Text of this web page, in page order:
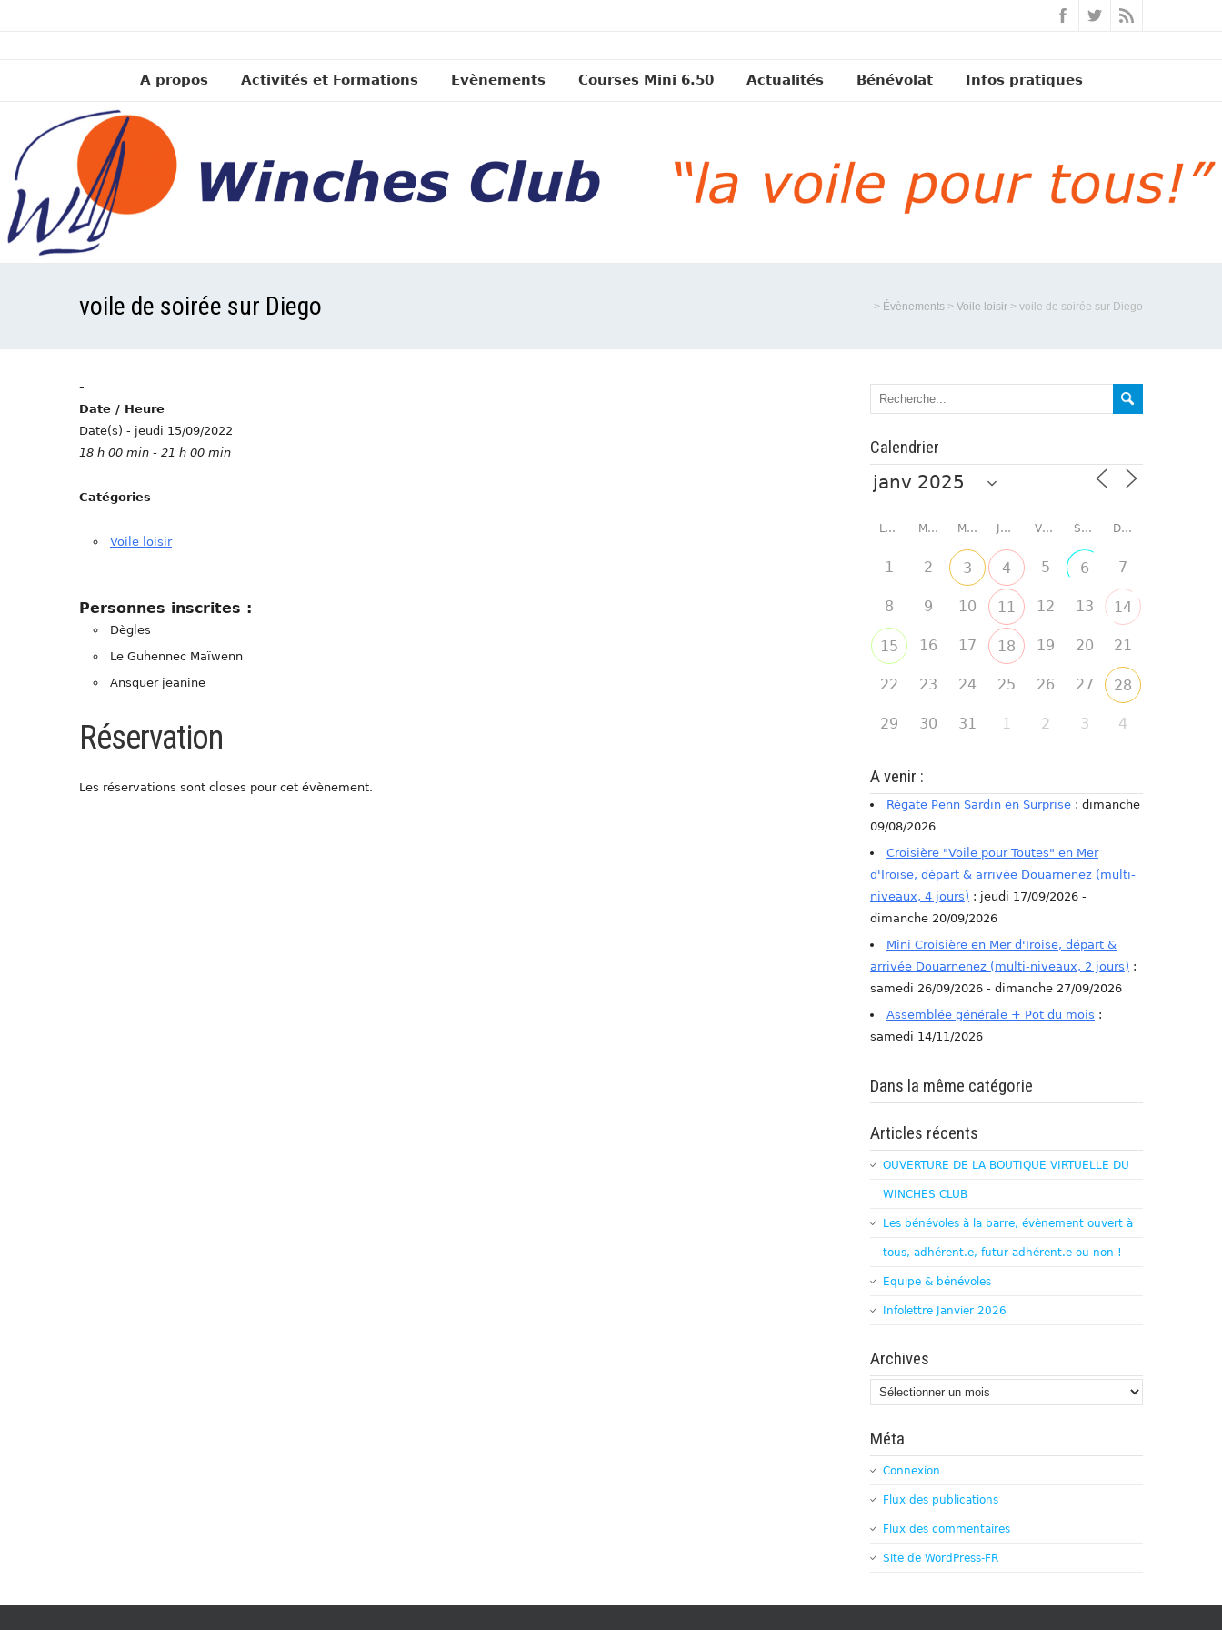
A propos Activités et Formations Evènements Courses Mini 6.50 Actualités Bénévolat Infos pratiques
voile de soirée sur Diego > Évènements > Voile loisir > voile de soirée sur Diego
-
Date / Heure
Date(s) - jeudi 15/09/2022
18 h 00 min - 21 h 00 min
Catégories
Voile loisir
Personnes inscrites :
Dègles
Le Guhennec Maïwenn
Ansquer jeanine
Réservation
Les réservations sont closes pour cet évènement.
Calendrier
LUNDI MARDI MERCREDI JEUDI VENDREDI SAMEDI DIMANCHE
1 2 3 4 5 6 7
8 9 10 11 12 13 14
15 16 17 18 19 20 21
22 23 24 25 26 27 28
29 30 31 1 2 3 4
A venir :
Régate Penn Sardin en Surprise : dimanche
09/08/2026
Croisière "Voile pour Toutes" en Mer
d'Iroise, départ & arrivée Douarnenez (multi-
niveaux, 4 jours) : jeudi 17/09/2026 -
dimanche 20/09/2026
Mini Croisière en Mer d'Iroise, départ &
arrivée Douarnenez (multi-niveaux, 2 jours) :
samedi 26/09/2026 - dimanche 27/09/2026
Assemblée générale + Pot du mois :
samedi 14/11/2026
Dans la même catégorie
Articles récents
OUVERTURE DE LA BOUTIQUE VIRTUELLE DU
WINCHES CLUB
Les bénévoles à la barre, évènement ouvert à
tous, adhérent.e, futur adhérent.e ou non !
Equipe & bénévoles
Infolettre Janvier 2026
Archives
Archives
Méta
Connexion
Flux des publications
Flux des commentaires
Site de WordPress-FR